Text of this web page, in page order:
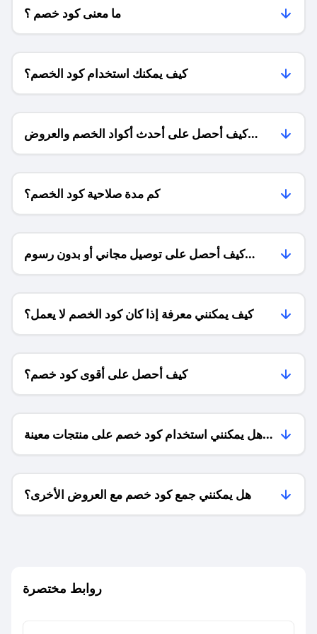
ما معنى كود خصم ؟
كيف يمكنك استخدام كود الخصم؟
كيف أحصل على أحدث أكواد الخصم والعروض
للمتاجر؟
كم مدة صلاحية كود الخصم؟
كيف أحصل على توصيل مجاني أو بدون رسوم
الشحن ؟
كيف يمكنني معرفة إذا كان كود الخصم لا يعمل؟
كيف أحصل على أقوى كود خصم؟
هل يمكنني استخدام كود خصم على منتجات معينة
فقط؟
هل يمكنني جمع كود خصم مع العروض الأخرى؟
روابط مختصرة